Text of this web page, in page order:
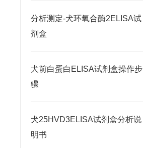
分析测定-犬环氧合酶2ELISA试
剂盒
犬前白蛋白ELISA试剂盒操作步
骤
犬25HVD3ELISA试剂盒分析说
明书